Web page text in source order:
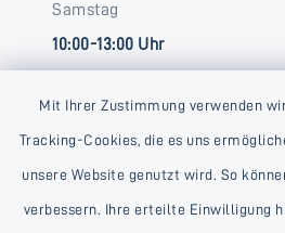
Mit Ihrer Zustimmung verwenden
Tracking-Cookies, die es uns
unsere Website genutzt wird. So
verbessern. Ihre erteilte Einwilligung
Samstag
10:00-13:00 Uhr
Kontakt